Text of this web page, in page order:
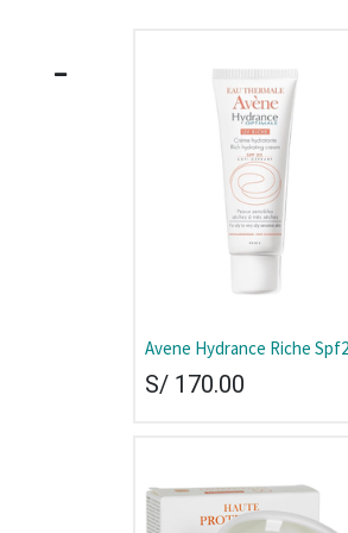
Avene Hydrance Riche
Emulsion Tubo 40 ml
S/ 170.00